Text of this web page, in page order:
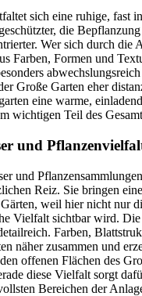
sich eine ruhige, fast
die
Wer sich durch die
Farben, Formen und
Große Garten eher
eine warme,
wichtigen Teil des
und
und
Reiz. Sie bringen
weil hier nicht nur
Vielfalt sichtbar wird.
Farben,
näher zusammen und
offenen Flächen des
diese Vielfalt sorgt
Bereichen der